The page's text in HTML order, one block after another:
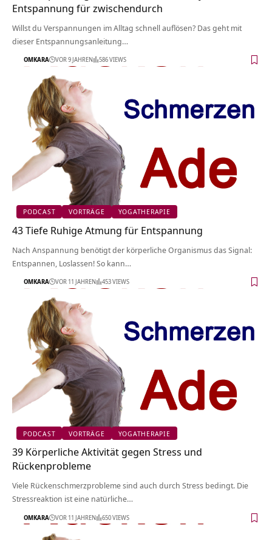
Entspannung für zwischendurch
Willst du Verspannungen im Alltag schnell auflösen? Das geht mit
dieser Entspannungsanleitung…
OMKARA VOR 9 JAHREN 586 VIEWS
PODCAST VORTRÄGE YOGATHERAPIE
43 Tiefe Ruhige Atmung für Entspannung
Nach Anspannung benötigt der körperliche Organismus das Signal:
Entspannen, Loslassen! So kann…
OMKARA VOR 11 JAHREN 453 VIEWS
PODCAST VORTRÄGE YOGATHERAPIE
39 Körperliche Aktivität gegen Stress und
Rückenprobleme
Viele Rückenschmerzprobleme sind auch durch Stress bedingt. Die
Stressreaktion ist eine natürliche…
OMKARA VOR 11 JAHREN 650 VIEWS